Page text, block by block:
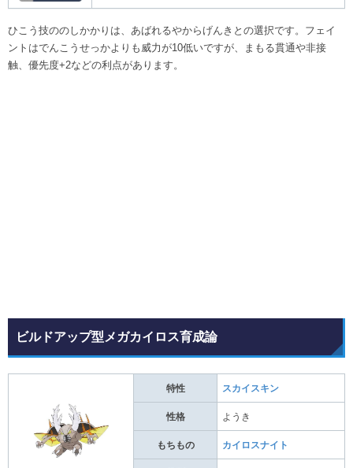
ひこう技ののしかかりは、あばれるやからげんきとの選択です。フェイ
ントはでんこうせっかよりも威力が10低いですが、まもる貫通や非接
触、優先度+2などの利点があります。
ビルドアップ型メガカイロス育成論
特性 スカイスキン
性格 ようき
もちもの カイロスナイト